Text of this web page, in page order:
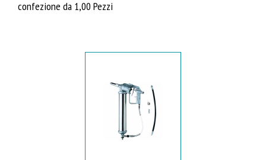
confezione da 1,00 Pezzi